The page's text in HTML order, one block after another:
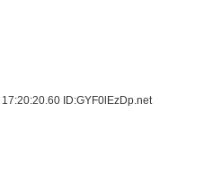
17:20:20.60 ID:GYF0lEzDp.net